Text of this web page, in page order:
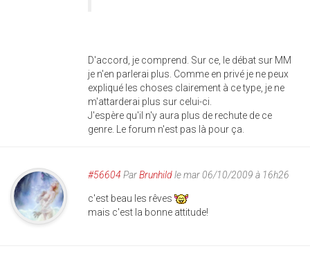
D'accord, je comprend. Sur ce, le débat sur MM
je n'en parlerai plus. Comme en privé je ne peux
expliqué les choses clairement à ce type, je ne
m'attarderai plus sur celui-ci.
J'espère qu'il n'y aura plus de rechute de ce
genre. Le forum n'est pas là pour ça.
#56604 ParBrunhildle mar 06/10/2009 à 16h26
c'est beau les rêves
mais c'est la bonne attitude!